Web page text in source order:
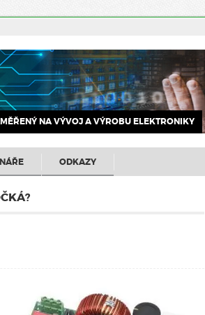
NA VÝVOJ A VÝROBU ELEKTRONIKY
ODKAZY